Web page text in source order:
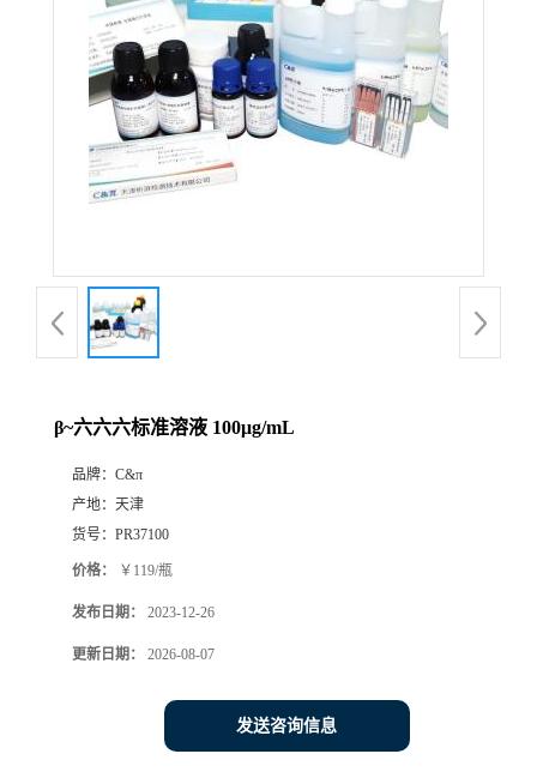
β~六六六标准溶液 100μg/mL
品牌： C&π
产地： 天津
货号： PR37100
价格： ￥119/瓶
发布日期： 2023-12-26
更新日期： 2026-08-07
发送咨询信息